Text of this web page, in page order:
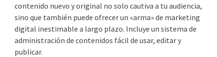
contenido nuevo y original no solo cautiva a tu audiencia,
sino que también puede ofrecer un «arma» de marketing
digital inestimable a largo plazo. Incluye un sistema de
administración de contenidos fácil de usar, editar y
publicar.